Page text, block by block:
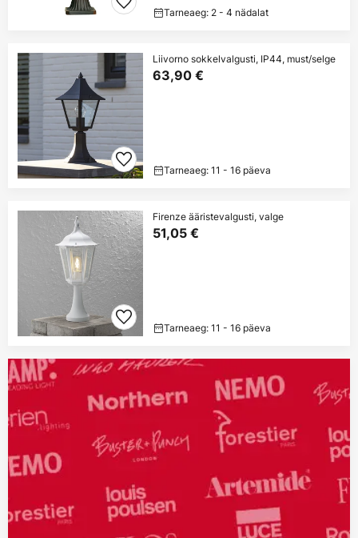
Tarneaeg: 2 - 4 nädalat
Liivorno sokkelvalgusti, IP44, must/selge
63,90 €
Tarneaeg: 11 - 16 päeva
Firenze ääristevalgusti, valge
51,05 €
Tarneaeg: 11 - 16 päeva